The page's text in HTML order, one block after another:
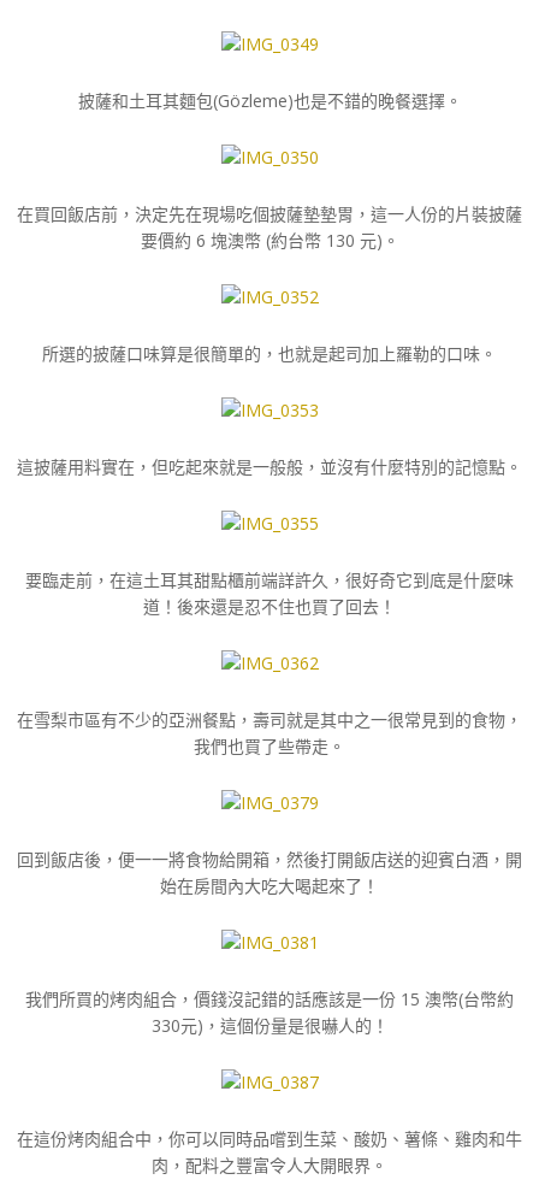
披薩和土耳其麵包(Gözleme)也是不錯的晚餐選擇。
在買回飯店前，決定先在現場吃個披薩墊墊胃，這一人份的片裝披薩
要價約 6 塊澳幣 (約台幣 130 元)。
所選的披薩口味算是很簡單的，也就是起司加上羅勒的口味。
這披薩用料實在，但吃起來就是一般般，並沒有什麼特別的記憶點。
要臨走前，在這土耳其甜點櫃前端詳許久，很好奇它到底是什麼味
道！後來還是忍不住也買了回去！
在雪梨市區有不少的亞洲餐點，壽司就是其中之一很常見到的食物，
我們也買了些帶走。
回到飯店後，便一一將食物給開箱，然後打開飯店送的迎賓白酒，開
始在房間內大吃大喝起來了！
我們所買的烤肉組合，價錢沒記錯的話應該是一份 15 澳幣(台幣約
330元)，這個份量是很嚇人的！
在這份烤肉組合中，你可以同時品嚐到生菜、酸奶、薯條、雞肉和牛
肉，配料之豐富令人大開眼界。